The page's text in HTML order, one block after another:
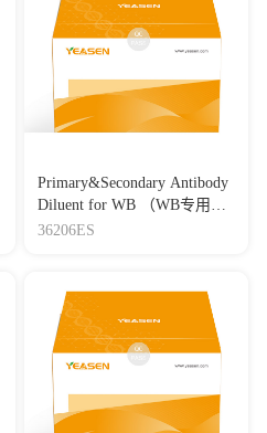
Primary&Secondary Antibody
Diluent for WB （WB专用一
抗二抗稀释液）
36206ES